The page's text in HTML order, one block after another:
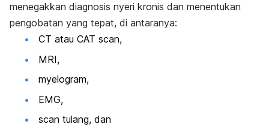
menegakkan diagnosis nyeri kronis dan menentukan
pengobatan yang tepat, di antaranya:
CT atau CAT scan,
MRI,
myelogram,
EMG,
scan tulang, dan